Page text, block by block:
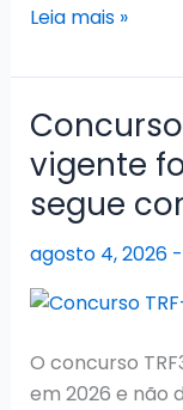
Concurso
2026:
certame
vigente,
nomeações
em
Leia mais »
vigente
segue
agosto 4, 2026 -
O concurso
em 2026 e não